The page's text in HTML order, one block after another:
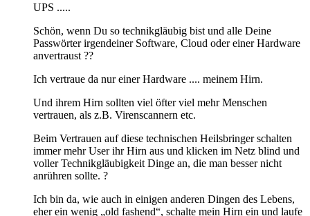
UPS .....
Schön, wenn Du so technikgläubig bist und alle Deine
Passwörter irgendeiner Software, Cloud oder einer Hardware
anvertraust ??
Ich vertraue da nur einer Hardware .... meinem Hirn.
Und ihrem Hirn sollten viel öfter viel mehr Menschen
vertrauen, als z.B. Virenscannern etc.
Beim Vertrauen auf diese technischen Heilsbringer schalten
immer mehr User ihr Hirn aus und klicken im Netz blind und
voller Technikgläubigkeit Dinge an, die man besser nicht
anrühren sollte. ?
Ich bin da, wie auch in einigen anderen Dingen des Lebens,
eher ein wenig „old fashend“, schalte mein Hirn ein und laufe